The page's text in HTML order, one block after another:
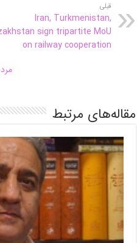
قبلی
Iran, Turkmenistan,
sign tripartite MoU
on railway cooperation
مقاله‌های مرتبط